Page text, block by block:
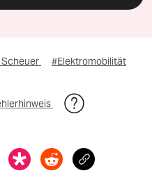
#Elektromobilität